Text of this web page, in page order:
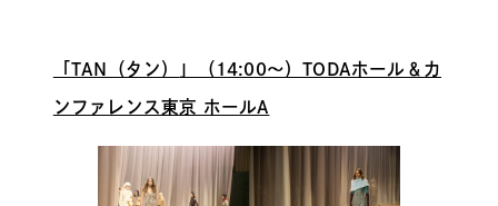
TAN（タン） 」（14:00～）TODAホール＆カ
ンファレンス東京 ホールA